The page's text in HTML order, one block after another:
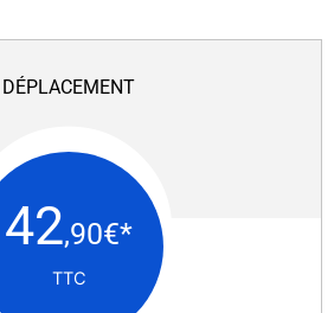
DÉPLACEMENT
42,90€*
TTC